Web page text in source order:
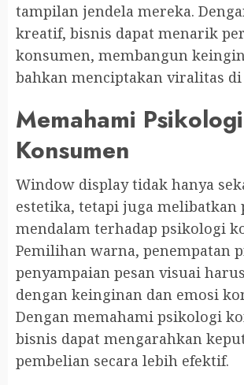
tampilan jendela mereka.
kreatif, bisnis dapat menarik
konsumen, membangun
bahkan menciptakan viralitas di
Memahami Psikologi
Konsumen
Window display tidak hanya
estetika, tetapi juga melibatkan
mendalam terhadap psikologi
Pemilihan warna, penempatan
penyampaian pesan visuai
dengan keinginan dan emosi
Dengan memahami psikologi
bisnis dapat mengarahkan
pembelian secara lebih efektif.